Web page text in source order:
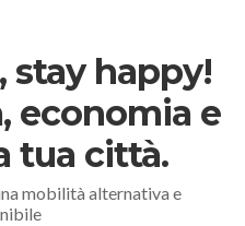
stay happy!
economia e
tua città.
mobilità alternativa e